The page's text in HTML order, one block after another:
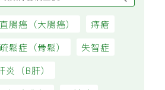
被認為無用的東西反幫了大忙！
50歲婦慶幸沒隨手丟棄的3樣物
品
電風扇滿是灰塵？家事達人教1
汙附著